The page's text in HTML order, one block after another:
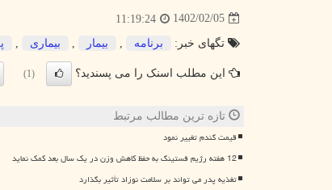
1402/02/05
11:19:24
تگهای خبر: برنامه بیمار بیماری
این مطلب اسنک را می پسندید؟ (1)
تازه ترین مطالب مرتبط
قیمت گندم تغییر نمود
12 هفته رژیم فستینگ به حفظ کاهش وزن در یک سال بعد کمک نماید
تغذیه پدر می تواند بر سلامت نوزاد تأثیر بگذارد